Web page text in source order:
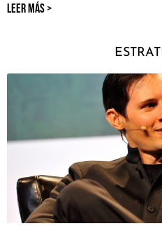
LEER MÁS >